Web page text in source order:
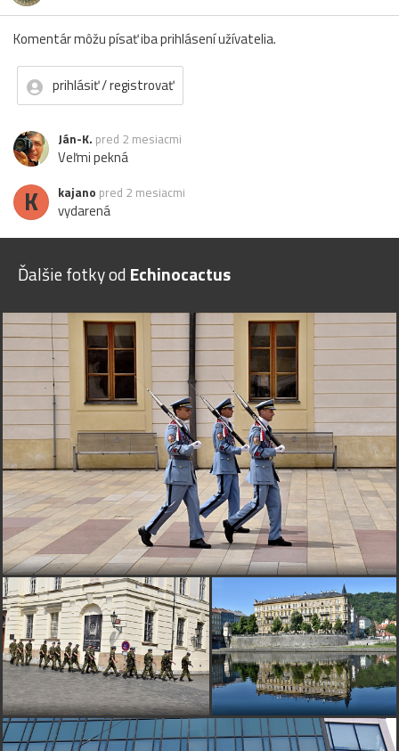
Komentár môžu písať iba prihlásení užívatelia.
prihlásiť / registrovať
Ján-K. pred 2 mesiacmi
Veľmi pekná
K kajano pred 2 mesiacmi
vydarená
Ďalšie fotky od Echinocactus